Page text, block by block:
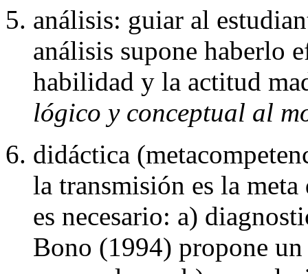
análisis: guiar al
análisis supone haberlo
habilidad y la actitud
lógico y conceptual al
didáctica
la transmisión es la
es necesario: a)
Bono (1994) propone